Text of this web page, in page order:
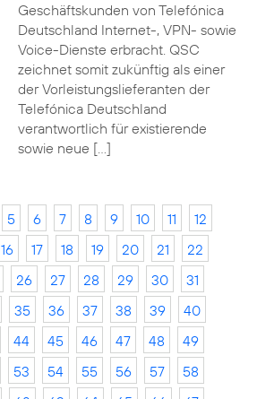
Geschäftskunden von Telefónica
Deutschland Internet-, VPN- sowie
Voice-Dienste erbracht. QSC
zeichnet somit zukünftig als einer
der Vorleistungslieferanten der
Telefónica Deutschland
verantwortlich für existierende
sowie neue […]
5 6 7 8 9 10 11
12
16 17 18 19 20 21
22
26 27 28 29 30
31
35 36 37 38 39
40
44 45 46 47 48
49
53 54 55 56 57
58